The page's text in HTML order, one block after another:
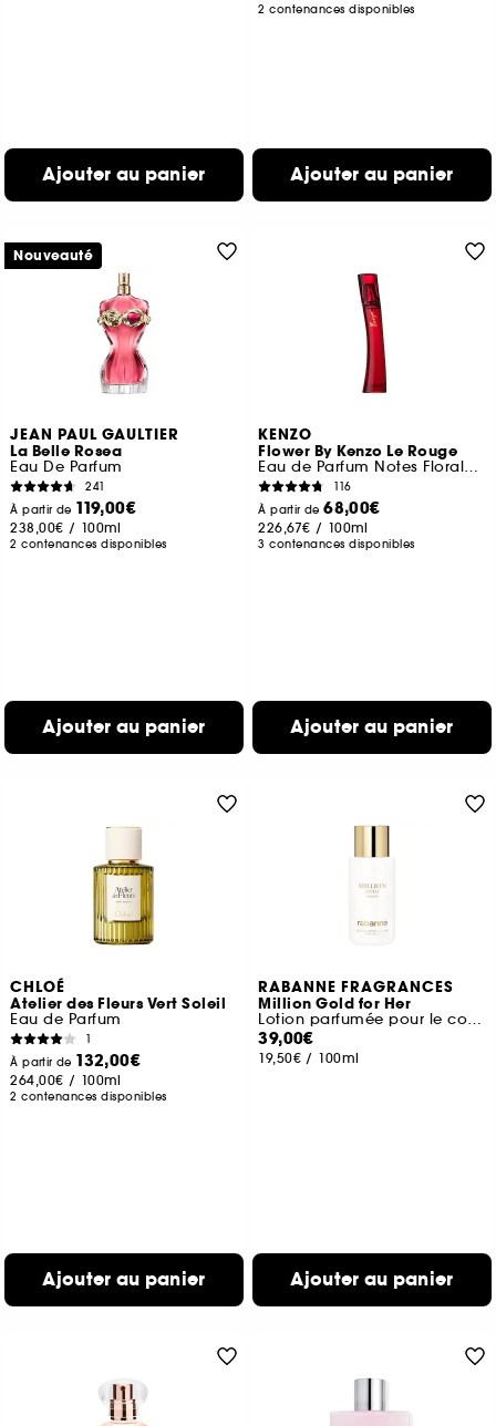
Ajouter au panier
2 contenances disponibles
Ajouter au panier
JEAN PAUL GAULTIER
La Belle Rosea
Eau De Parfum
241
À partir de 119,00€
238,00€ / 100ml
2 contenances disponibles
Ajouter au panier
Nouveauté
KENZO
Flower By Kenzo Le Rouge
Eau de Parfum Notes Florales Gourmandes
116
À partir de68,00€
226,67€ / 100ml
3 contenances disponibles
Ajouter au panier
CHLOÉ
Atelier des Fleurs Vert Soleil
Eau de Parfum
1
À partir de 132,00€
264,00€ / 100ml
2 contenances disponibles
Ajouter au panier
RABANNE FRAGRANCES
Million Gold for Her
Lotion parfumée pour le corps
39,00€
19,50€ / 100ml
Ajouter au panier